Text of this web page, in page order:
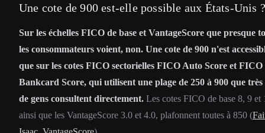
Une cote de 900 est-elle possible aux États-Unis ?
Sur les échelles FICO de base et VantageScore que presque
les consommateurs voient, non. Une cote de 900 n'est
que sur les cotes FICO sectorielles FICO Auto Score et FICO
Bankcard Score, qui utilisent une plage de 250 à 900 que très
de gens consultent directement. Les cotes FICO de base 8, 9 et
ainsi que les VantageScore 3.0 et 4.0, plafonnent toutes à 850 (